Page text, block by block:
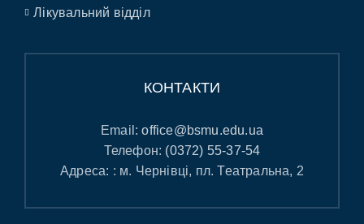
Лікувальний відділ
КОНТАКТИ
Email:office@bsmu.edu.ua
Телефон: (0372) 55-37-54
Адреса: : м. Чернівці, пл. Театральна, 2